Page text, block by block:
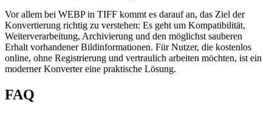
Vor allem bei WEBP in TIFF kommt es darauf an, das Ziel der
Konvertierung richtig zu verstehen: Es geht um Kompatibilität,
Weiterverarbeitung, Archivierung und den möglichst sauberen
Erhalt vorhandener Bildinformationen. Für Nutzer, die kostenlos
online, ohne Registrierung und vertraulich arbeiten möchten, ist ein
moderner Konverter eine praktische Lösung.
FAQ